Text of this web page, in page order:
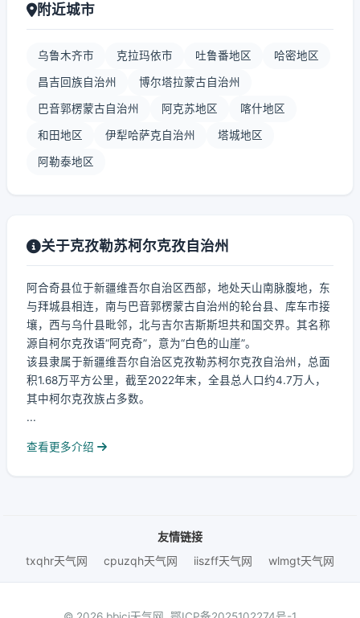
附近城市
乌鲁木齐市 克拉玛依市 吐鲁番地区 哈密地区
昌吉回族自治州 博尔塔拉蒙古自治州
巴音郭楞蒙古自治州 阿克苏地区 喀什地区
和田地区 伊犁哈萨克自治州 塔城地区
阿勒泰地区
关于克孜勒苏柯尔克孜自治州
阿合奇县位于新疆维吾尔自治区西部，地处天山南脉腹地，东
与拜城县相连，南与巴音郭楞蒙古自治州的轮台县、库车市接
壤，西与乌什县毗邻，北与吉尔吉斯斯坦共和国交界。其名称
源自柯尔克孜语“阿克奇”，意为“白色的山崖”。
该县隶属于新疆维吾尔自治区克孜勒苏柯尔克孜自治州，总面
积1.68万平方公里，截至2022年末，全县总人口约4.7万人，
其中柯尔克孜族占多数。
...
查看更多介绍
友情链接
txqhr天气网
cpuzqh天气网 iiszff天气网 wlmgt天气网